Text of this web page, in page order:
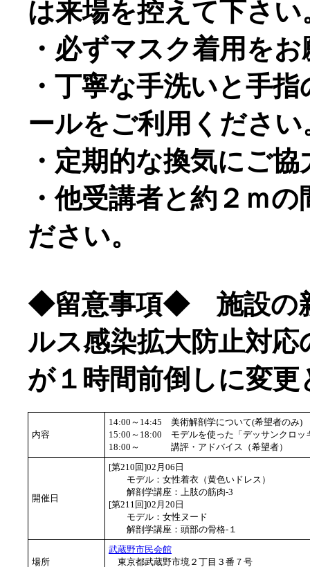
は来場を控えて下さい
・必ずマスク着用を
・丁寧な手洗いと手
ールをご利用ください
・定期的な換気にご
・他受講者と約２ｍ
ださい。
◆留意事項◆ 施設の
ルス感染拡大防止対応
が１時間前倒しに変
内容
14:00～14:45
15:00～18:00
18:00～
美術解剖学について(希望者のみ)
モデルを使った「デッサンクロッ
講評・アドバイス（希望者）
開催日
[第210回]02月06日
モデル：女性着衣（黄色いドレス）
解剖学講座：上肢の筋肉-3
[第211回]02月20日
モデル：女性ヌード
解剖学講座：頭部の骨格-１
場所
武蔵野市民会館
東京都武蔵野市境２丁目３番７号